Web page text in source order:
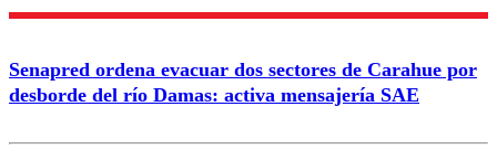
Correo
Senapred ordena evacuar dos sectores de Carahue por
desborde del río Damas: activa mensajería SAE